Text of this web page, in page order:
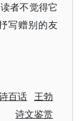
者不觉得它
写赠别的友
百话 王勃
诗文鉴赏